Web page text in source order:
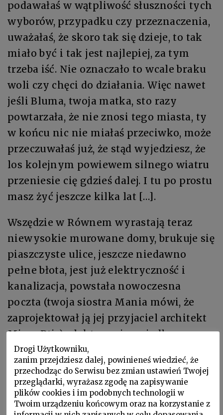
podawałaś w wątpliwość słuszności tych
wyborów, przypadku czy przeznaczenia,
uważałaś, że skoro tak się dzieje, to tak
miało być i tak jest najlepiej, za tym
trzeba iść. Nie oznaczało to wcale braku
woli czy chęci do działania. Więc nawet
jeśli Bluma, twoja matka, sto razy
powtarzała, że nie znosi tego miasta, ty
w końcu nic nie miałaś przeciwko, może
przeczuwałaś już, że stąd wyjedziesz, że
los kolejnym powiewem silnego wiatru
przeniesie cię gdzieś dalej. I tu po prostu
masz żyć jeszcze kilka lat […].
Wszędzie w Równem wyrastają teraz
niewysokie murowane domy, brukuje się
piaszczyste ulice, jeszcze niedawno
pełne błota, jest już elektryczność i
kanalizacja, powstała nowoczesna
poczta (twoja siostra Mania mówi, że
zaprojektował ją jej przyjaciel architekt
Misza Ptic), elektrownia, osiedla
mieszkaniowe. Na pobliskich terenach
terkoczą tartaki, młyny, siarkownie. Są
trzy szpitale, w tym jeden żydowski,
piętnaście szkół powszechnych, szkoły
Drogi Użytkowniku,
zanim przejdziesz dalej, powinieneś wiedzieć, że
przechodząc do Serwisu bez zmian ustawień Twojej
przeglądarki, wyrażasz zgodę na zapisywanie
plików cookies i im podobnych technologii w
Twoim urządzeniu końcowym oraz na korzystanie z